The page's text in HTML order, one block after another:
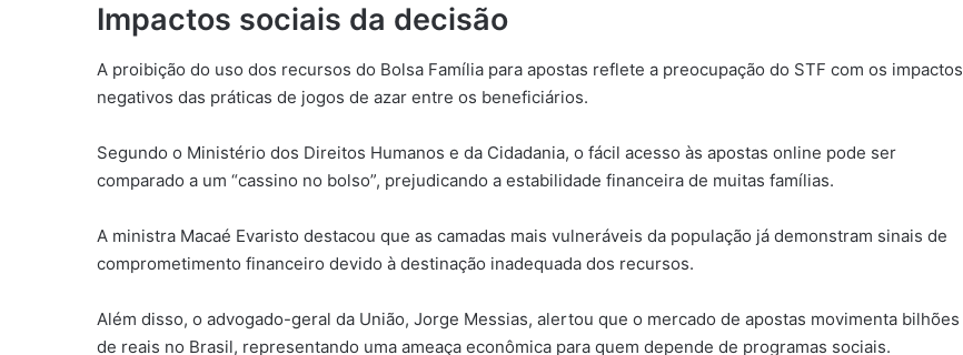
Impactos sociais da decisão
A proibição do uso dos recursos do Bolsa Família para apostas reflete a preocupação do STF com os impactos
negativos das práticas de jogos de azar entre os beneficiários.
Segundo o Ministério dos Direitos Humanos e da Cidadania, o fácil acesso às apostas online pode ser
comparado a um “cassino no bolso”, prejudicando a estabilidade financeira de muitas famílias.
A ministra Macaé Evaristo destacou que as camadas mais vulneráveis da população já demonstram sinais de
comprometimento financeiro devido à destinação inadequada dos recursos.
Além disso, o advogado-geral da União, Jorge Messias, alertou que o mercado de apostas movimenta bilhões
de reais no Brasil, representando uma ameaça econômica para quem depende de programas sociais.